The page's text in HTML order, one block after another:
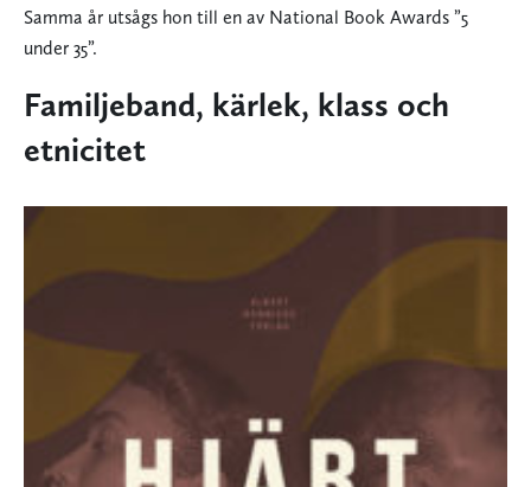
Samma år utsågs hon till en av National Book Awards ”5
under 35”.
Familjeband, kärlek, klass och
etnicitet